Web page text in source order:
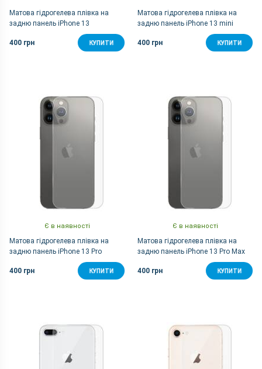
Матова гідрогелева плівка на
задню панель iPhone 13
400 грн КУПИТИ
Матова гідрогелева плівка на
задню панель iPhone 13 mini
400 грн КУПИТИ
Є в наявності
Матова гідрогелева плівка на
задню панель iPhone 13 Pro
400 грн КУПИТИ
Є в наявності
Матова гідрогелева плівка на
задню панель iPhone 13 Pro Max
400 грн КУПИТИ